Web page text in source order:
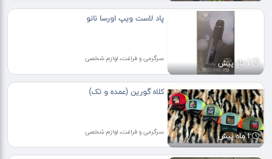
1 ماه پیش
پاد لاست ویپ اورسا نانو
سرگرمی و فراغت، لوازم شخصی
1 ماه پیش
کلاه گورین (عمده و تک)
سرگرمی و فراغت، لوازم شخصی